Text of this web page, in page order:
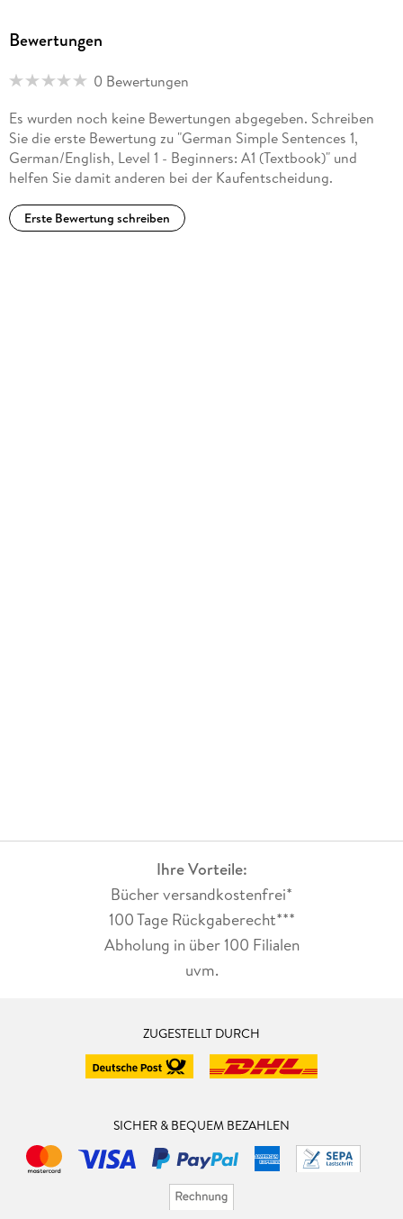
Bewertungen
0 Bewertungen
Es wurden noch keine Bewertungen abgegeben. Schreiben
Sie die erste Bewertung zu "German Simple Sentences 1,
German/English, Level 1 - Beginners: A1 (Textbook)" und
helfen Sie damit anderen bei der Kaufentscheidung.
Erste Bewertung schreiben
Ihre Vorteile:
Bücher versandkostenfrei*
100 Tage Rückgaberecht***
Abholung in über 100 Filialen
uvm.
ZUGESTELLT DURCH
SICHER & BEQUEM BEZAHLEN